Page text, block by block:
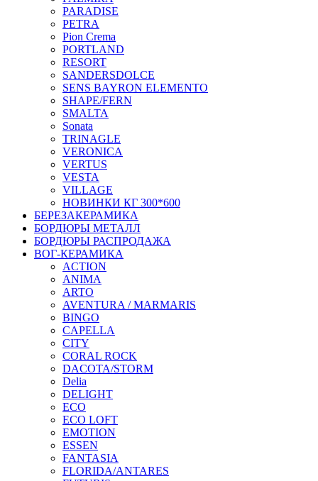
PARADISE
PETRA
Pion Crema
PORTLAND
RESORT
SANDERSDOLCE
SENS BAYRON ELEMENTO
SHAPE/FERN
SMALTA
Sonata
TRINAGLE
VERONICA
VERTUS
VESTA
VILLAGE
НОВИНКИ КГ 300*600
БЕРЕЗАКЕРАМИКА
БОРДЮРЫ МЕТАЛЛ
БОРДЮРЫ РАСПРОДАЖА
ВОГ-КЕРАМИКА
ACTION
ANIMA
ARTO
AVENTURA / MARMARIS
BINGO
CAPELLA
CITY
CORAL ROCK
DACOTA/STORM
Delia
DELIGHT
ECO
ECO LOFT
EMOTION
ESSEN
FANTASIA
FLORIDA/ANTARES